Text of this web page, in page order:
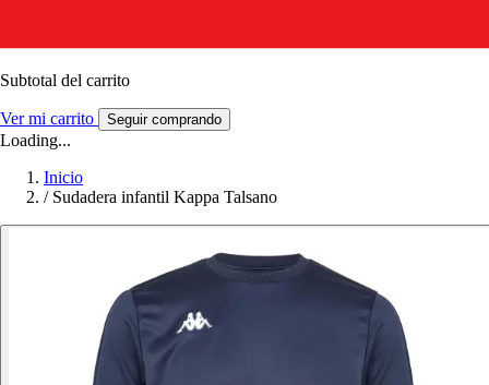
Subtotal del carrito
Ver mi carrito Seguir comprando
Loading...
Inicio
/ Sudadera infantil Kappa Talsano